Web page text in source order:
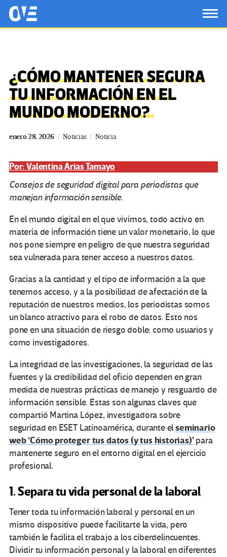
Saltar al contenido principal
OtrasVocesenEducacion.org
¿CÓMO MANTENER SEGURA
TU INFORMACIÓN EN EL
MUNDO MODERNO?
enero 28, 2026 Noticias Noticia
Por: Valentina Arias Tamayo
Consejos de seguridad digital para periodistas que
manejan información sensible.
En el mundo digital en el que vivimos, todo activo en
materia de información tiene un valor monetario, lo que
nos pone siempre en peligro de que nuestra seguridad
sea vulnerada para tener acceso a nuestros datos.
Gracias a la cantidad y el tipo de información a la que
tenemos acceso, y a la posibilidad de afectación de la
reputación de nuestros medios, los periodistas somos
un blanco atractivo para el robo de datos. Esto nos
pone en una situación de riesgo doble: como usuarios y
como investigadores.
La integridad de las investigaciones, la seguridad de las
fuentes y la credibilidad del oficio dependen en gran
medida de nuestras prácticas de manejo y resguardo de
información sensible. Estas son algunas claves que
compartió Martina López, investigadora sobre
seguridad en ESET Latinoamérica, durante elseminario
web ‘Cómo proteger tus datos (y tus historias)’para
mantenerte seguro en el entorno digital en el ejercicio
profesional.
1. Separa tu vida personal de la laboral
Tener toda tu información laboral y personal en un
mismo dispositivo puede facilitarte la vida, pero
también le facilita el trabajo a los ciberdelincuentes.
Dividir tu información personal y la laboral en diferentes